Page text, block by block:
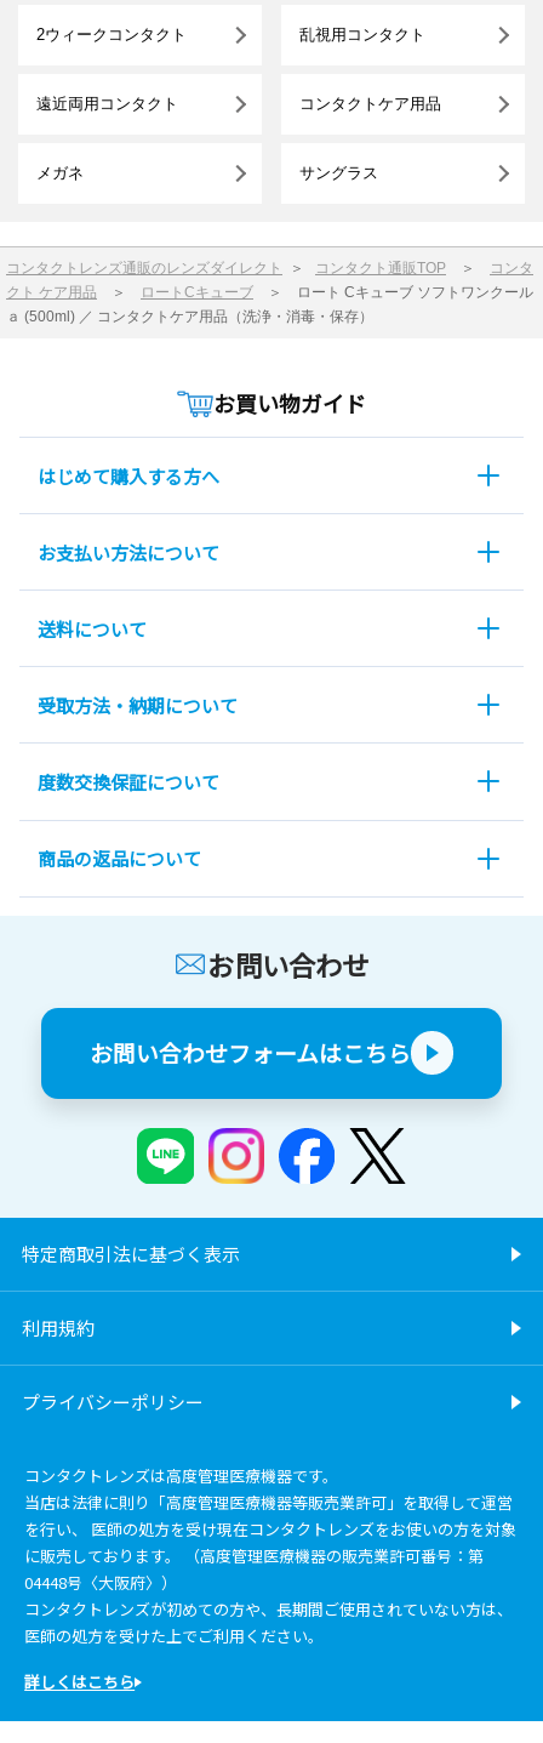
2ウィークコンタクト 乱視用コンタクト
遠近両用コンタクト コンタクトケア用品
メガネ サングラス
コンタクトレンズ通販のレンズダイレクト ＞ コンタクト通販TOP ＞
コンタ
クト ケア用品 ＞ ロートCキューブ ＞
ロート Cキューブ ソフトワンクール
ａ (500ml) ／ コンタクトケア用品（洗浄・消毒・保存）
お買い物ガイド
はじめて購入する方へ
お支払い方法について
送料について
受取方法・納期について
度数交換保証について
商品の返品について
お問い合わせ
お問い合わせフォームはこちら
特定商取引法に基づく表示
利用規約
プライバシーポリシー
コンタクトレンズは高度管理医療機器です。
当店は法律に則り「高度管理医療機器等販売業許可」を取得して運営
を行い、 医師の処方を受け現在コンタクトレンズをお使いの方を対象
に販売しております。 （高度管理医療機器の販売業許可番号：第
04448号〈大阪府〉）
コンタクトレンズが初めての方や、長期間ご使用されていない方は、
医師の処方を受けた上でご利用ください。
詳しくはこちら